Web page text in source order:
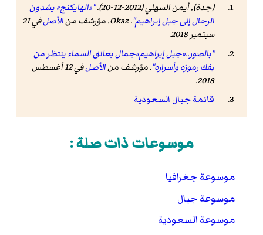
(جدة), أيمن السهلي (2012-12-20).
"«الهايكنج» يشدون
الرحال إلى جبل إبراهيم".
Okaz. مؤرشف منالأصل
في 21
سبتمبر 2018
.
"بالصور..«جبل إبراهيم»جمال يعانق السماء ينتظر من
يفك رموزه وأسراره". مؤرشف منالأصل
في 12 أغسطس
2018
.
قائمة جبال السعودية
موسوعات ذات صلة :
موسوعة جغرافيا
موسوعة جبال
موسوعة السعودية